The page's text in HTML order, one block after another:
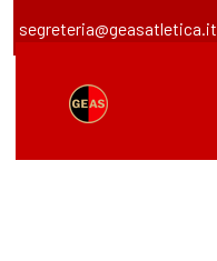
segreteria@geasatletica.it